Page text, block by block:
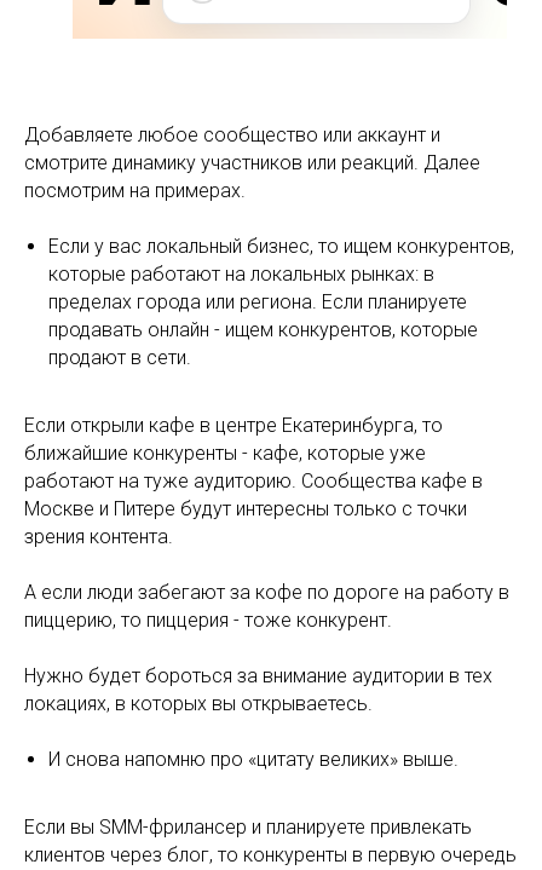
Добавляете любое сообщество или аккаунт и
смотрите динамику участников или реакций. Далее
посмотрим на примерах.
Если у вас локальный бизнес, то ищем конкурентов,
которые работают на локальных рынках: в
пределах города или региона. Если планируете
продавать онлайн - ищем конкурентов, которые
продают в сети.
Если открыли кафе в центре Екатеринбурга, то
ближайшие конкуренты - кафе, которые уже
работают на туже аудиторию. Сообщества кафе в
Москве и Питере будут интересны только с точки
зрения контента.
А если люди забегают за кофе по дороге на работу в
пиццерию, то пиццерия - тоже конкурент.
Нужно будет бороться за внимание аудитории в тех
локациях, в которых вы открываетесь.
И снова напомню про «цитату великих» выше.
Если вы SMM-фрилансер и планируете привлекать
клиентов через блог, то конкуренты в первую очередь